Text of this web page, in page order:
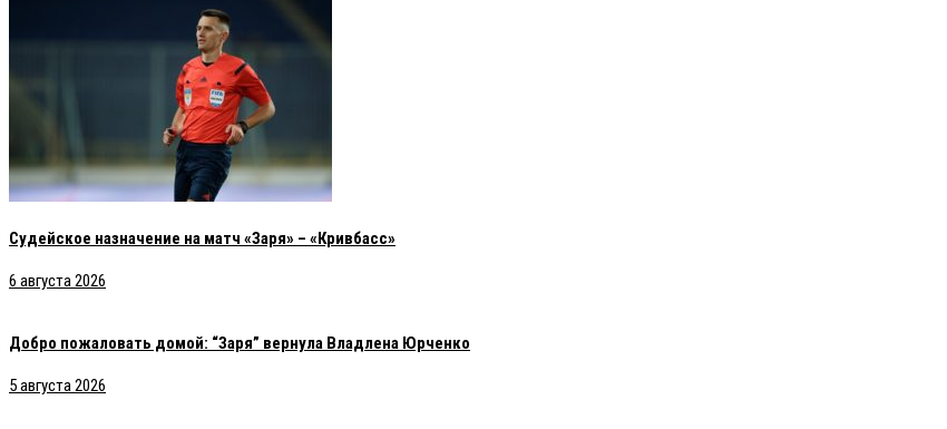
Судейское назначение на матч «Заря» – «Кривбасс»
6 августа 2026
Добро пожаловать домой: “Заря” вернула Владлена Юрченко
5 августа 2026